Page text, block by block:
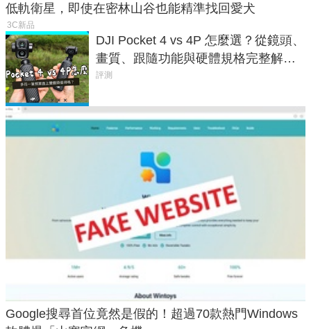
低軌衛星，即使在密林山谷也能精準找回愛犬
3C新品
DJI Pocket 4 vs 4P 怎麼選？從鏡頭、
畫質、跟隨功能與硬體規格完整解
析，一次看懂兩台差異
評測
Google搜尋首位竟然是假的！超過70款熱門Windows